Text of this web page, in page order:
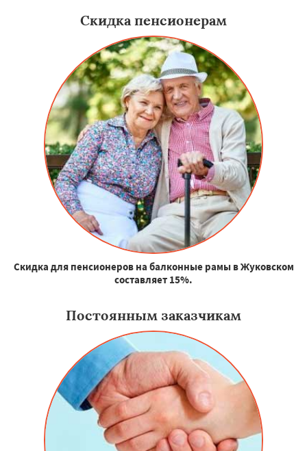
Скидка пенсионерам
Скидка для пенсионеров на балконные рамы в Жуковском
составляет 15%.
Постоянным заказчикам